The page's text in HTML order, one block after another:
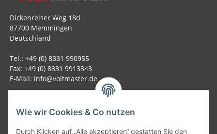
Wie wir Cookies & Co nutzen
Durch Klicken auf „Alle akzeptieren“ gestatten Sie den
Dickenreiser Weg 18d
87700 Memmingen
Deutschland
Tel.: +49 (0) 8331 990955
Fax: +49 (0) 8331 9913343
E-Mail: info@voltmaster.de